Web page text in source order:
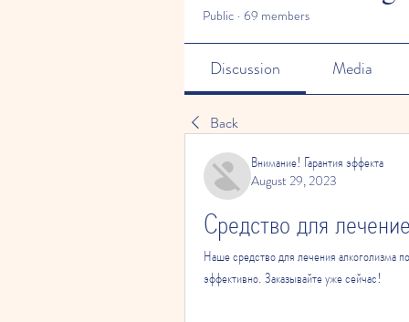
Public · 69 members
Discussion Media
Back
Внимание! Гарантия эффекта
August 29, 2023
Средство для
Наше средство для лечения алкоголизма
эффективно. Заказывайте уже сейчас!